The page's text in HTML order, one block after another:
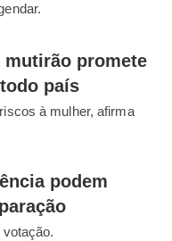
promete
país
à mulher, afirma
podem